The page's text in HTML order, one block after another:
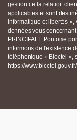
gestion de la relation
applicables et sont
informatique et libertés »,
données vous
PRINCIPALE Pontoise
informons de l'existence
téléphonique « Bloctel »,
https://